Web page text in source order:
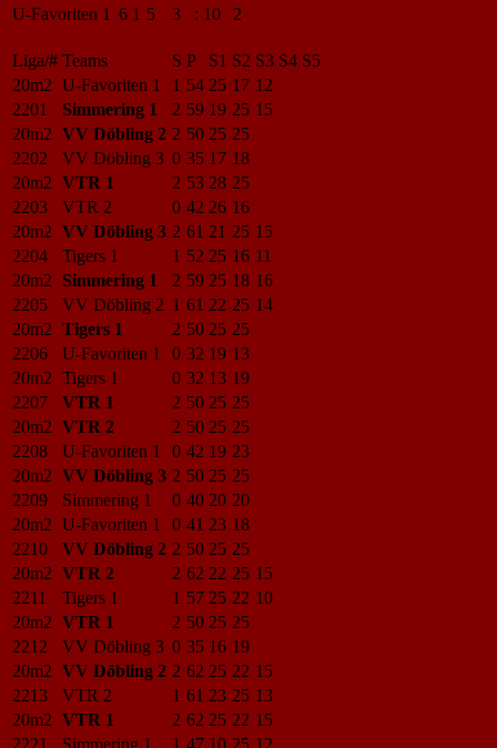
U-Favoriten 1 6 1 5 3 : 10 2
Liga/# Teams S P S1 S2 S3 S4 S5
20m2 U-Favoriten 1 1 54 25 17 12
2201
Simmering 1 2 59 19 25 15
20m2 VV Döbling 2 2 50 25 25
2202
VV Döbling 3 0 35 17 18
20m2 VTR 1 2 53 28 25
2203
VTR 2 0 42 26 16
20m2 VV Döbling 3 2 61 21 25 15
2204
Tigers 1 1 52 25 16 11
20m2
Simmering 1 2 59 25 18 16
2205
VV Döbling 2 1 61 22 25 14
20m2 Tigers 1 2 50 25 25
2206
U-Favoriten 1 0 32 19 13
20m2 Tigers 1 0 32 13 19
2207
VTR 1 2 50 25 25
20m2 VTR 2 2 50 25 25
2208
U-Favoriten 1 0 42 19 23
20m2 VV Döbling 3 2 50 25 25
2209
Simmering 1 0 40 20 20
20m2 U-Favoriten 1 0 41 23 18
2210
VV Döbling 2 2 50 25 25
20m2 VTR 2 2 62 22 25 15
2211
Tigers 1 1 57 25 22 10
20m2 VTR 1 2 50 25 25
2212
VV Döbling 3 0 35 16 19
20m2 VV Döbling 2 2 62 25 22 15
2213
VTR 2 1 61 23 25 13
20m2 VTR 1 2 62 25 22 15
2221
Simmering 1 1 47 10 25 12